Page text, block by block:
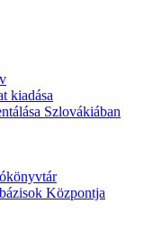
kiadása
Szlovákiában
Központja